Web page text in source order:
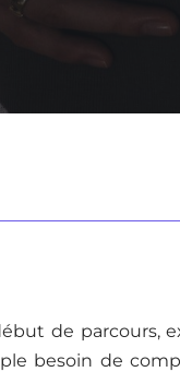
de parcours,
besoin de